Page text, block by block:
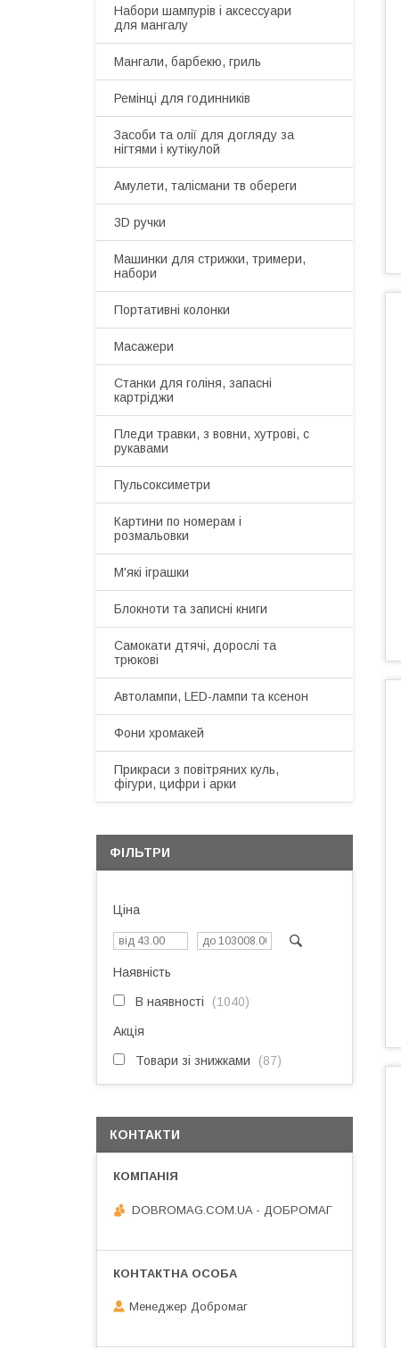
Набори шампурів і аксессуари
для мангалу
Мангали, барбекю, гриль
Ремінці для годинників
Засоби та олії для догляду за
нігтями і кутікулой
Амулети, талісмани тв обереги
3D ручки
Машинки для стрижки, тримери,
набори
Портативні колонки
Масажери
Станки для голіня, запасні
картріджи
Пледи травки, з вовни, хутрові, с
рукавами
Пульсоксиметри
Картини по номерам і
розмальовки
М'які іграшки
Блокноти та записні книги
Самокати дтячі, дорослі та
трюкові
Автолампи, LED-лампи та ксенон
Фони хромакей
Прикраси з повітряних куль,
фігури, цифри і арки
ФІЛЬТРИ
Ціна
Наявність
В наявності 1040
Акція
Товари зі знижками 87
КОНТАКТИ
DOBROMAG.COM.UA - ДОБРОМАГ
Менеджер Добромаг